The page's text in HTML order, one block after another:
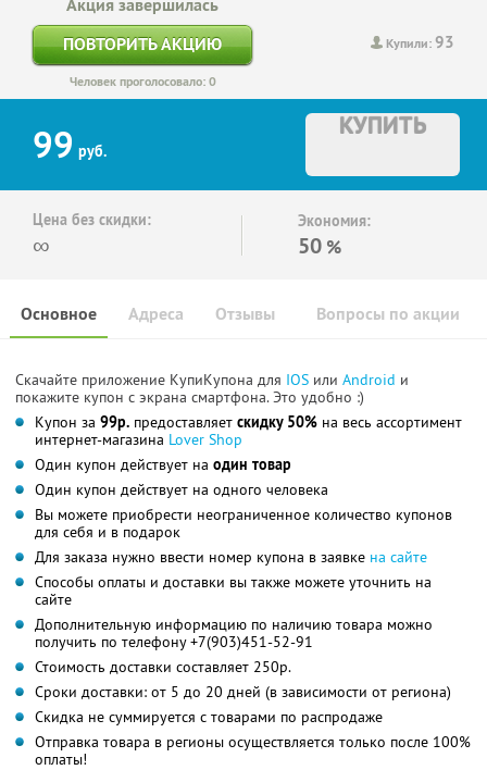
Купили:93
Акция завершилась
ПОВТОРИТЬ АКЦИЮ
Человек проголосовало: 0
99 руб.
КУПИТЬ
Цена без скидки:
∞
Экономия:
50 %
Основное Отзывы Вопросы по акции
Адреса
Скачайте приложение КупиКупона для IOS или Android и
покажите купон с экрана смартфона. Это удобно :)
Купон за 99р. предоставляет скидку 50% на весь ассортимент
интернет-магазина Lover Shop
Один купон действует на один товар
Один купон действует на одного человека
Вы можете приобрести неограниченное количество купонов
для себя и в подарок
Для заказа нужно ввести номер купона в заявке на сайте
Способы оплаты и доставки вы также можете уточнить на
сайте
Дополнительную информацию по наличию товара можно
получить по телефону +7(903)451-52-91
Стоимость доставки составляет 250р.
Сроки доставки: от 5 до 20 дней (в зависимости от региона)
Скидка не суммируется с товарами по распродаже
Отправка товара в регионы осуществляется только после 100%
оплаты!